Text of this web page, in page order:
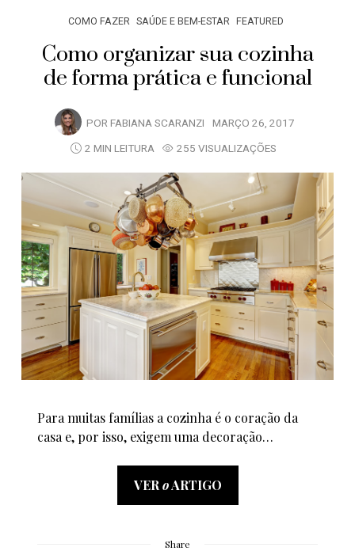
COMO FAZER SAÚDE E BEM-ESTAR FEATURED
Como organizar sua cozinha
de forma prática e funcional
POR FABIANA SCARANZI MARÇO 26, 2017
2 MIN LEITURA
255 VISUALIZAÇÕES
Para muitas famílias a cozinha é o coração da
casa e, por isso, exigem uma decoração…
VER oARTIGO
Share